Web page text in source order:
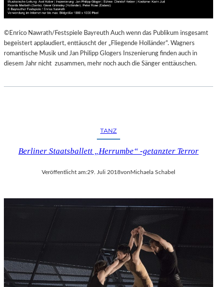
©Enrico Nawrath/Festspiele Bayreuth Auch wenn das Publikum insgesamt
begeistert applaudiert, enttäuscht der „Fliegende Holländer“. Wagners
romantische Musik und Jan Philipp Glogers Inszenierung finden auch in
diesem Jahr nicht zusammen, mehr noch auch die Sänger enttäuschen.
TANZ
Berliner Staatsballett „Herrumbe“ -getanzter Terror
Veröffentlicht am:29. Juli 2018von Michaela Schabel